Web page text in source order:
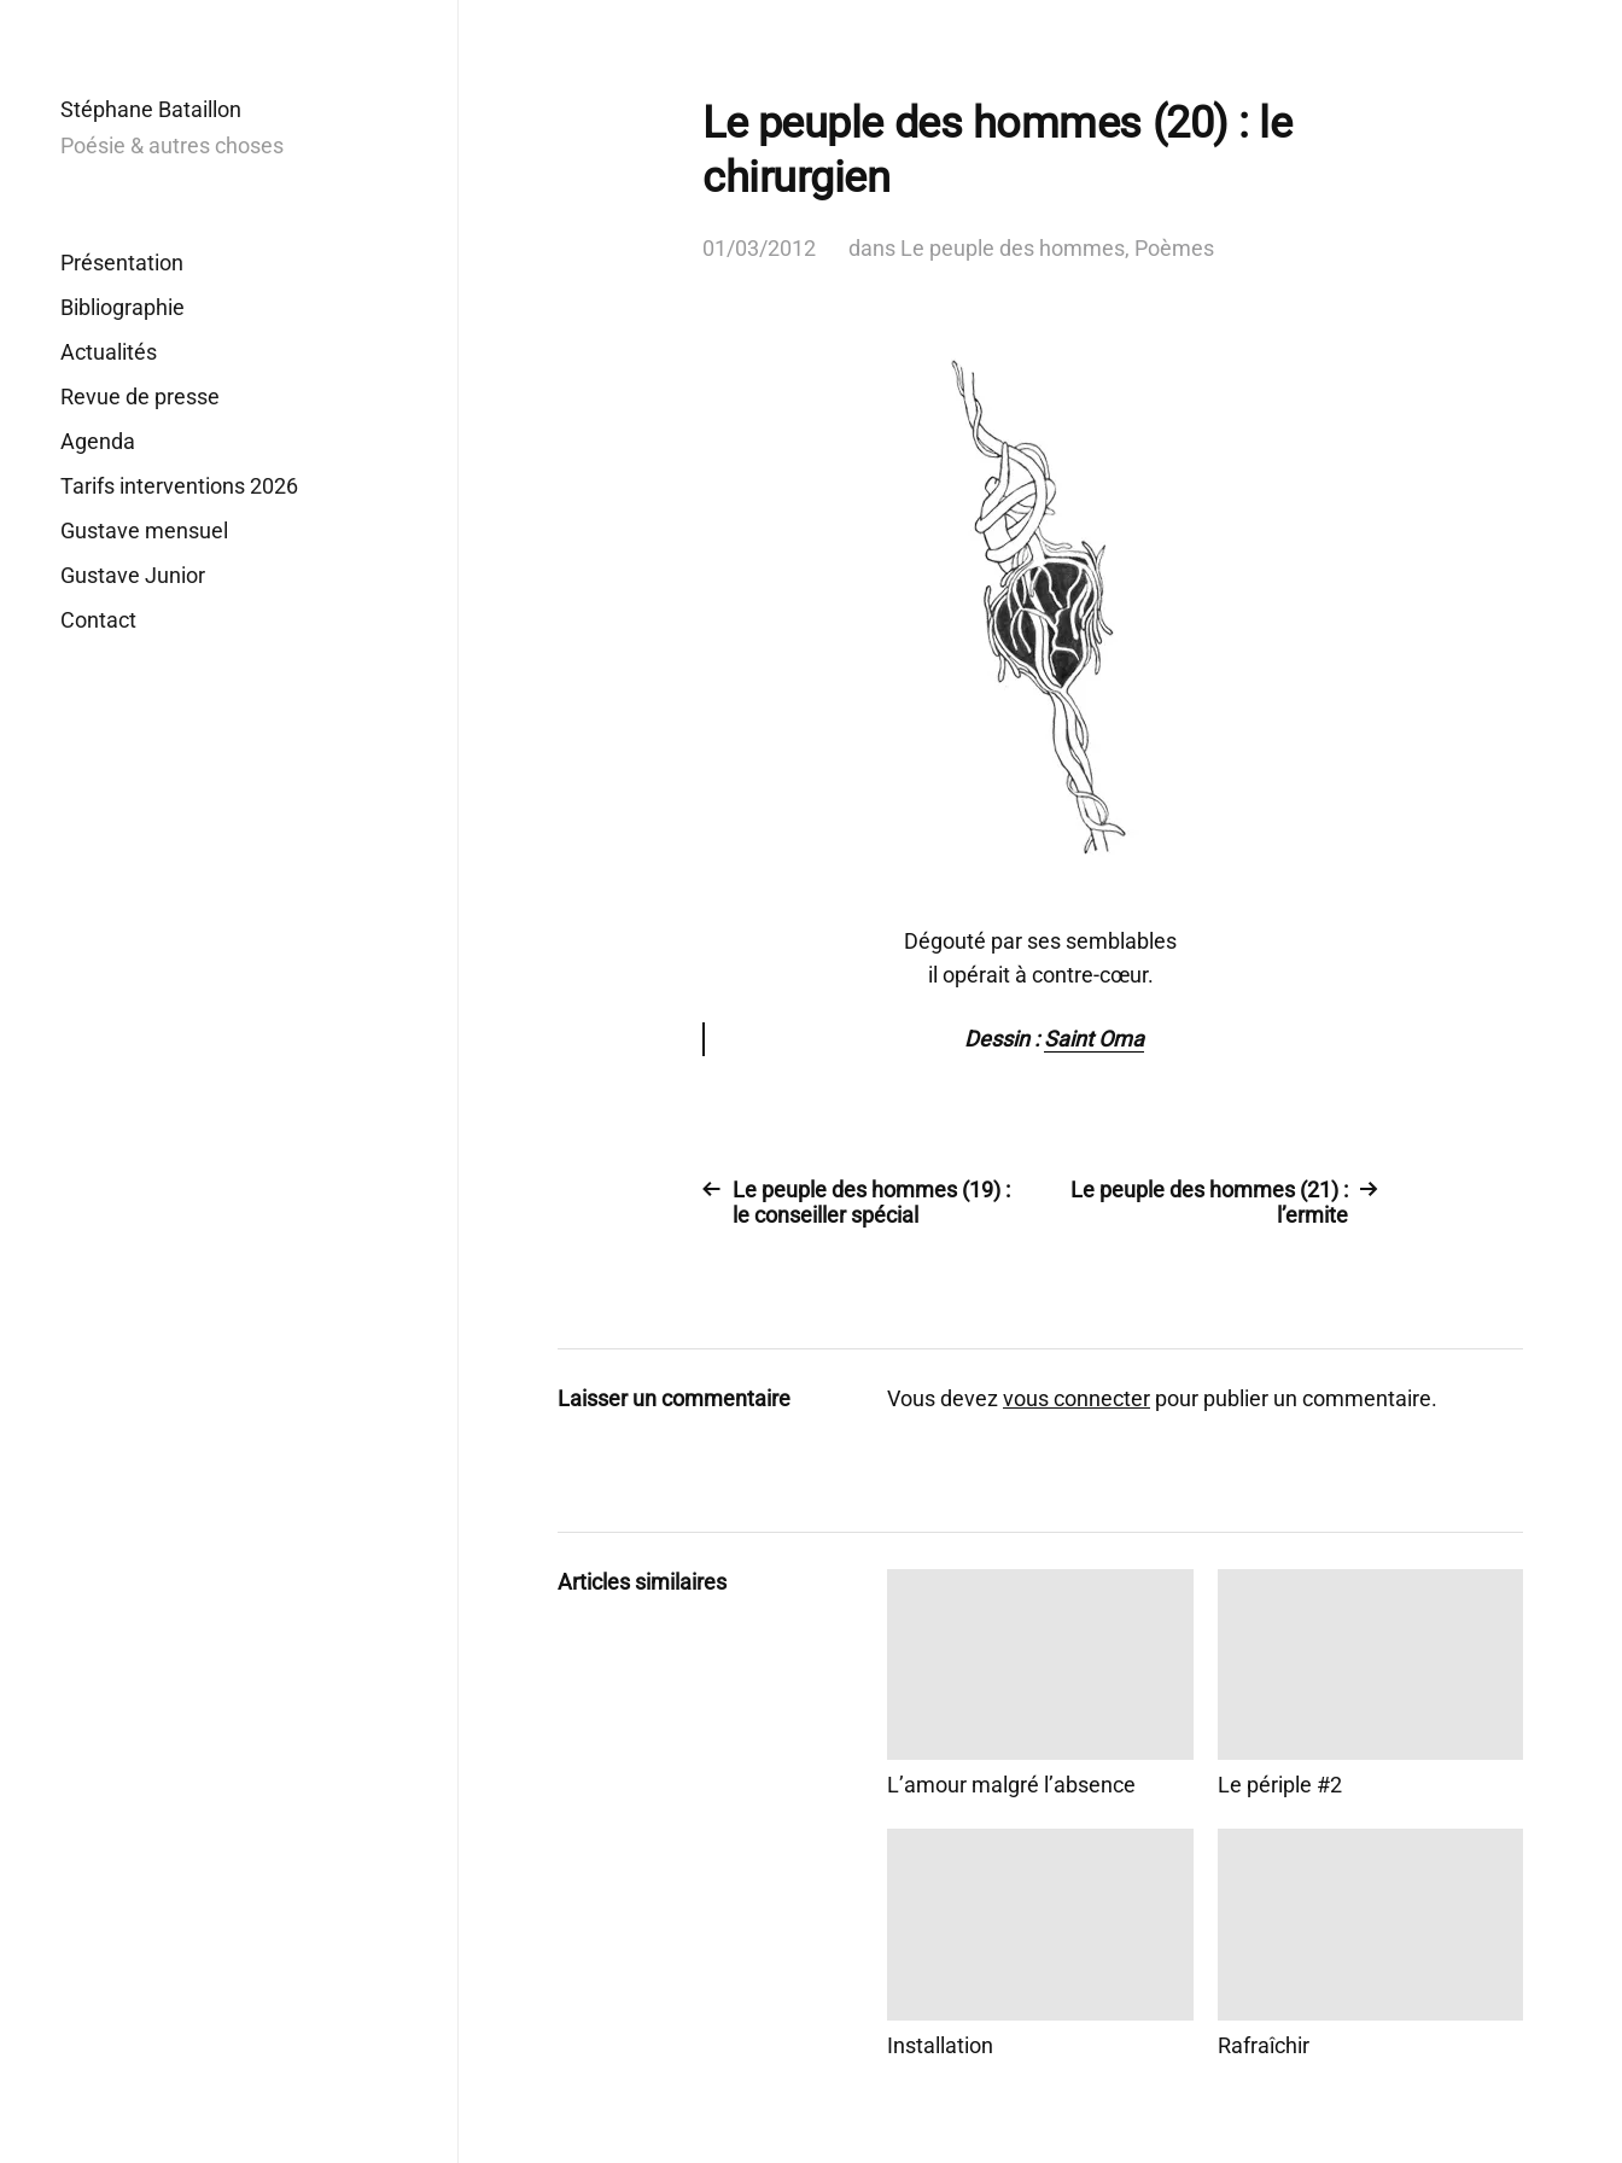
Stéphane Bataillon
Poésie & autres choses
Présentation
Bibliographie
Actualités
Revue de presse
Agenda
Tarifs interventions 2026
Gustave mensuel
Gustave Junior
Contact
Le peuple des hommes (20) : le
chirurgien
01/03/2012 dans Le peuple des hommes, Poèmes
Dégouté par ses semblables
il opérait à contre-cœur.
Dessin :Saint Oma
Le peuple des hommes (19) :
le conseiller spécial
Le peuple des hommes (21) :
l’ermite
Laisser un commentaire Vous devezvous connecter pour publier un commentaire.
Articles similaires
L’amour malgré l’absence Le périple #2
Installation Rafraîchir